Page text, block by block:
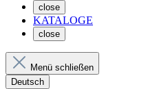
close
KATALOGE
close
Menü schließen
Deutsch